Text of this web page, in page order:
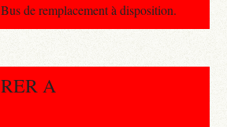
Bus de remplacement à disposition.
RER A